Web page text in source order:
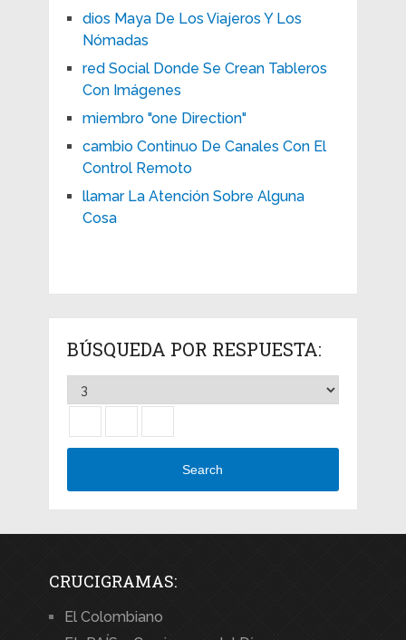
dios Maya De Los Viajeros Y Los
Nómadas
red Social Donde Se Crean Tableros
Con Imágenes
miembro "one Direction"
cambio Continuo De Canales Con El
Control Remoto
llamar La Atención Sobre Alguna
Cosa
BÚSQUEDA POR RESPUESTA:
Search
CRUCIGRAMAS:
El Colombiano